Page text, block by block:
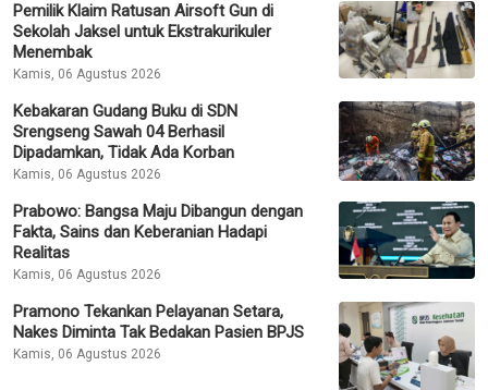
Pemilik Klaim Ratusan Airsoft Gun di
Sekolah Jaksel untuk Ekstrakurikuler
Menembak
Kamis, 06 Agustus 2026
Kebakaran Gudang Buku di SDN
Srengseng Sawah 04 Berhasil
Dipadamkan, Tidak Ada Korban
Kamis, 06 Agustus 2026
Prabowo: Bangsa Maju Dibangun dengan
Fakta, Sains dan Keberanian Hadapi
Realitas
Kamis, 06 Agustus 2026
Pramono Tekankan Pelayanan Setara,
Nakes Diminta Tak Bedakan Pasien BPJS
Kamis, 06 Agustus 2026